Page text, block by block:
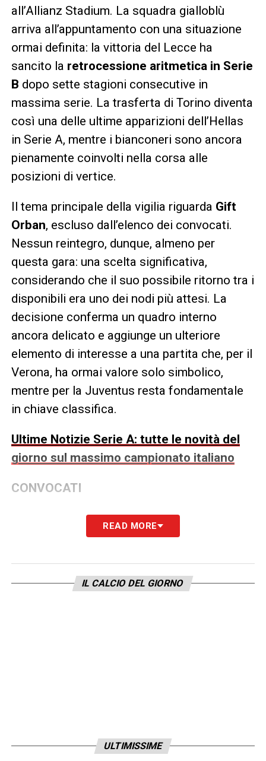
all’Allianz Stadium. La squadra gialloblù
arriva all’appuntamento con una situazione
ormai definita: la vittoria del Lecce ha
sancito la retrocessione aritmetica in Serie
B dopo sette stagioni consecutive in
massima serie. La trasferta di Torino diventa
così una delle ultime apparizioni dell’Hellas
in Serie A, mentre i bianconeri sono ancora
pienamente coinvolti nella corsa alle
posizioni di vertice.
Il tema principale della vigilia riguarda Gift
Orban, escluso dall’elenco dei convocati.
Nessun reintegro, dunque, almeno per
questa gara: una scelta significativa,
considerando che il suo possibile ritorno tra i
disponibili era uno dei nodi più attesi. La
decisione conferma un quadro interno
ancora delicato e aggiunge un ulteriore
elemento di interesse a una partita che, per il
Verona, ha ormai valore solo simbolico,
mentre per la Juventus resta fondamentale
in chiave classifica.
Ultime Notizie Serie A: tutte le novità del
giorno sul massimo campionato italiano
CONVOCATI
Montipò, Frese, Lovrić, Edmundsson,
Belghali, Sarr, Suslov, Akpa Akpro, Bradarić,
Bernede, Perilli, Isaac, Gagliardini, Fallou,
Ajayi, Vermesan, Toniolo.
READ MORE
IL CALCIO DEL GIORNO
ULTIMISSIME